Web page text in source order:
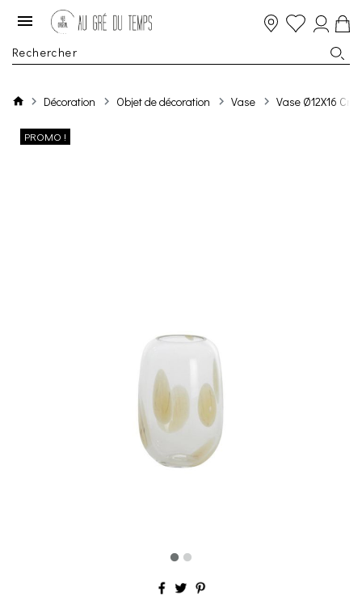
Décoration Objet de décoration Vase Vase Ø12X16
PROMO !